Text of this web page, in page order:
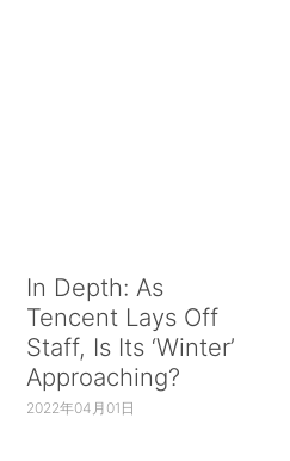
In Depth: As
Tencent Lays Off
Staff, Is Its ‘Winter’
Approaching?
2022年04月01日